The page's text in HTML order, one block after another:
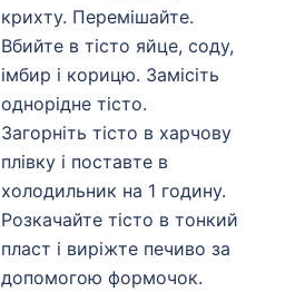
крихту. Перемішайте.
Вбийте в тісто яйце, соду,
імбир і корицю. Замісіть
однорідне тісто.
Загорніть тісто в харчову
плівку і поставте в
холодильник на 1 годину.
Розкачайте тісто в тонкий
пласт і виріжте печиво за
допомогою формочок.